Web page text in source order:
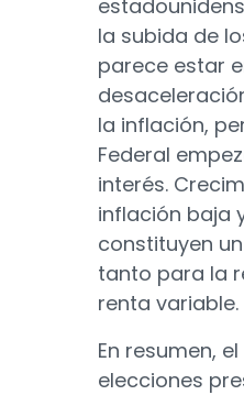
la subida de
parece estar
la inflación,
Federal
interés.
inflación baja
constituyen
tanto para la
renta variable.
En resumen,
elecciones